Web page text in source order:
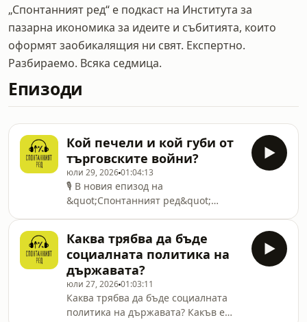
„Спонтанният ред“ е подкаст на Института за
пазарна икономика за идеите и събитията, които
оформят заобикалящия ни свят. Експертно.
Разбираемо. Всяка седмица.
Епизоди
Кой печели и кой губи от
търговските войни?
юли 29, 202601:04:13
🎙️ В новия епизод на
&quot;Спонтанният ред&quot;
завръщането на протекционизма,
търговските войни и митата като
инструмент на икономическа
политика и геополитическо
влияние. 🌍📈 Разглеждаме
актуалните действия на
Каква трябва да бъде
социалната политика на
държавата?
юли 27, 202601:03:11
Каква трябва да бъде социалната
политика на държавата? Какъв е